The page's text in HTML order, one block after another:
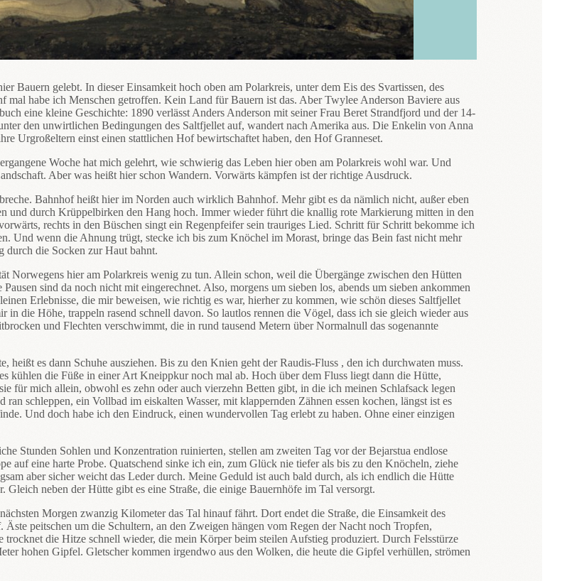
Bauern gelebt. In dieser Einsamkeit hoch oben am Polarkreis, unter dem Eis des Svartissen, des
habe ich Menschen getroffen. Kein Land für Bauern ist das. Aber Twylee Anderson Baviere aus
eine kleine Geschichte: 1890 verlässt Anders Anderson mit seiner Frau Beret Strandfjord und der 14-
den unwirtlichen Bedingungen des Saltfjellet auf, wandert nach Amerika aus. Die Enkelin von Anna
Urgroßeltern einst einen stattlichen Hof bewirtschaftet haben, den Hof Granneset.
Woche hat mich gelehrt, wie schwierig das Leben hier oben am Polarkreis wohl war. Und
Aber was heißt hier schon Wandern. Vorwärts kämpfen ist der richtige Ausdruck.
Bahnhof heißt hier im Norden auch wirklich Bahnhof. Mehr gibt es da nämlich nicht, außer eben
und durch Krüppelbirken den Hang hoch. Immer wieder führt die knallig rote Markierung mitten in den
rechts in den Büschen singt ein Regenpfeifer sein trauriges Lied. Schritt für Schritt bekomme ich
Und wenn die Ahnung trügt, stecke ich bis zum Knöchel im Morast, bringe das Bein fast nicht mehr
durch die Socken zur Haut bahnt.
Norwegens hier am Polarkreis wenig zu tun. Allein schon, weil die Übergänge zwischen den Hütten
sind da noch nicht mit eingerechnet. Also, morgens um sieben los, abends um sieben ankommen
Erlebnisse, die mir beweisen, wie richtig es war, hierher zu kommen, wie schön dieses Saltfjellet
die Höhe, trappeln rasend schnell davon. So lautlos rennen die Vögel, dass ich sie gleich wieder aus
und Flechten verschwimmt, die in rund tausend Metern über Normalnull das sogenannte
heißt es dann Schuhe ausziehen. Bis zu den Knien geht der Raudis-Fluss , den ich durchwaten muss.
kühlen die Füße in einer Art Kneippkur noch mal ab. Hoch über dem Fluss liegt dann die Hütte,
für mich allein, obwohl es zehn oder auch vierzehn Betten gibt, in die ich meinen Schlafsack legen
schleppen, ein Vollbad im eiskalten Wasser, mit klappernden Zähnen essen kochen, längst ist es
Und doch habe ich den Eindruck, einen wundervollen Tag erlebt zu haben. Ohne einer einzigen
Stunden Sohlen und Konzentration ruinierten, stellen am zweiten Tag vor der Bejarstua endlose
auf eine harte Probe. Quatschend sinke ich ein, zum Glück nie tiefer als bis zu den Knöcheln, ziehe
aber sicher weicht das Leder durch. Meine Geduld ist auch bald durch, als ich endlich die Hütte
neben der Hütte gibt es eine Straße, die einige Bauernhöfe im Tal versorgt.
Morgen zwanzig Kilometer das Tal hinauf fährt. Dort endet die Straße, die Einsamkeit des
peitschen um die Schultern, an den Zweigen hängen vom Regen der Nacht noch Tropfen,
die Hitze schnell wieder, die mein Körper beim steilen Aufstieg produziert. Durch Felsstürze
hohen Gipfel. Gletscher kommen irgendwo aus den Wolken, die heute die Gipfel verhüllen, strömen